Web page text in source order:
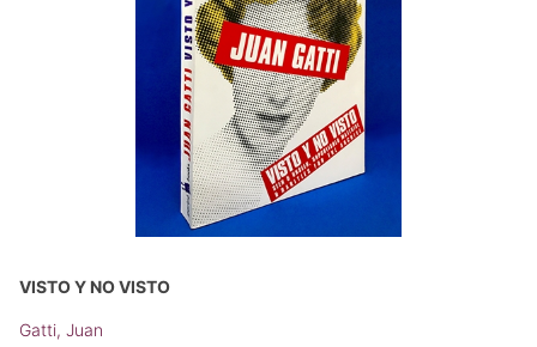
VISTO Y NO VISTO
Gatti, Juan